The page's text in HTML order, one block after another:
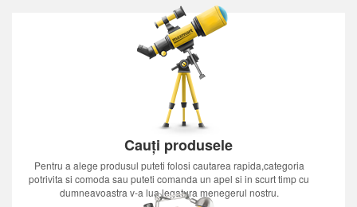
Cauți produsele
Pentru a alege produsul puteti folosi cautarea rapida,categoria
potrivita si comoda sau puteti comanda un apel si in scurt timp cu
dumneavoastra v-a lua legatura menegerul nostru.